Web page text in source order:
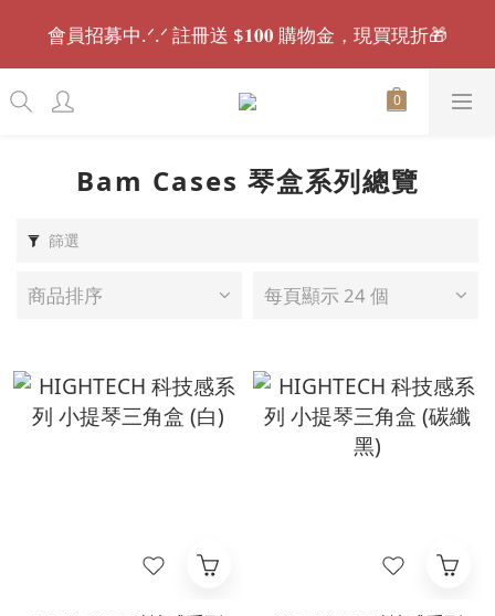
會員招募中.ᐟ.ᐟ 註冊送 $𝟏𝟎𝟎 購物金，現買現折🎁
會員招募中.ᐟ.ᐟ 註冊送 $𝟏𝟎𝟎 購物金，現買現折🎁
🚚全館滿千免運｜𝟏𝟓:𝟑𝟎 前下單，現貨最快當日出
貨.ᐟ.ᐟ⏰
🌟 消費後留下好評開箱，最高可獲得 $𝟓𝟎𝟎 購物金 🌟
會員招募中.ᐟ.ᐟ 註冊送 $𝟏𝟎𝟎 購物金，現買現折🎁
Bam Cases 琴盒系列總覽
篩選
商品排序 每頁顯示 24 個